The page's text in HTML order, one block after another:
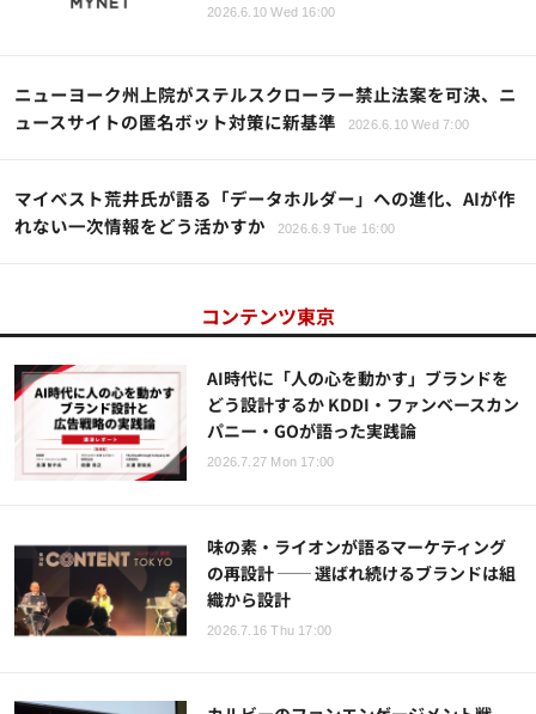
2026.6.10 Wed 16:00
ニューヨーク州上院がステルスクローラー禁止法案を可決、ニ
ュースサイトの匿名ボット対策に新基準
2026.6.10 Wed 7:00
マイベスト荒井氏が語る「データホルダー」への進化、AIが作
れない一次情報をどう活かすか
2026.6.9 Tue 16:00
コンテンツ東京
AI時代に「人の心を動かす」ブランドを
どう設計するか KDDI・ファンベースカン
パニー・GOが語った実践論
2026.7.27 Mon 17:00
味の素・ライオンが語るマーケティング
の再設計 ── 選ばれ続けるブランドは組
織から設計
2026.7.16 Thu 17:00